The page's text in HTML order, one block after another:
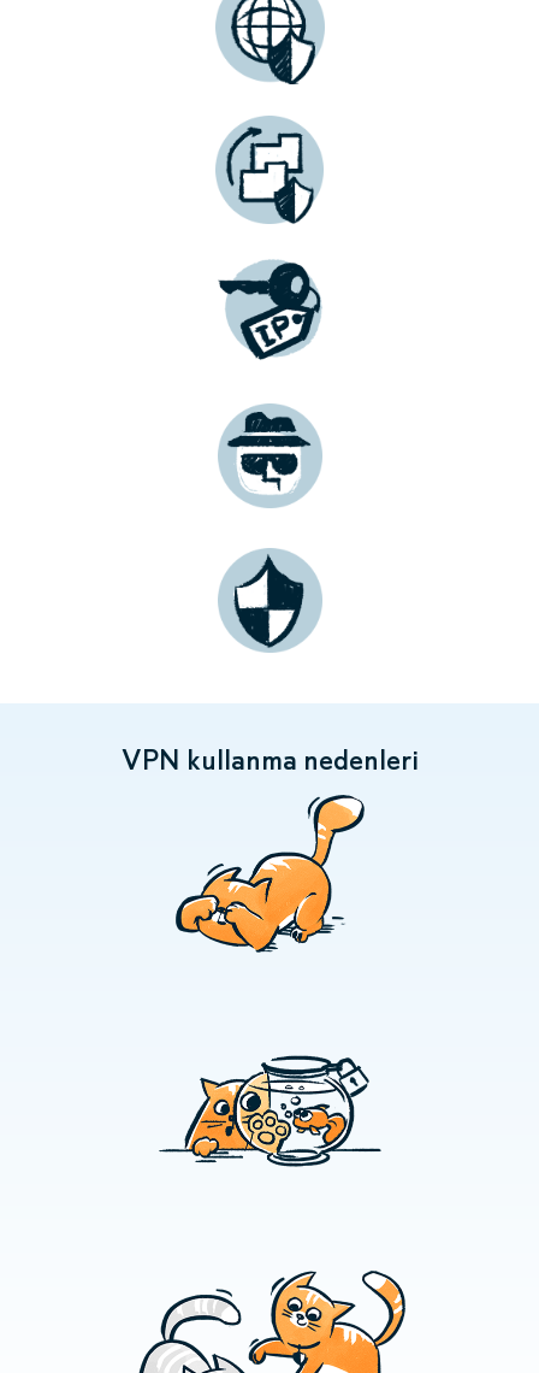
VPN kullanma nedenleri